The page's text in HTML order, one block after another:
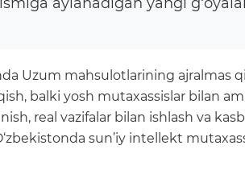
Uzum mahsulotlarining ajralmas
balki yosh mutaxassislar bilan
real vazifalar bilan ishlash va
sun’iy intellekt